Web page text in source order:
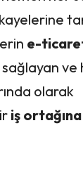
e-
sağlayan ve
olarak
iş ortağına